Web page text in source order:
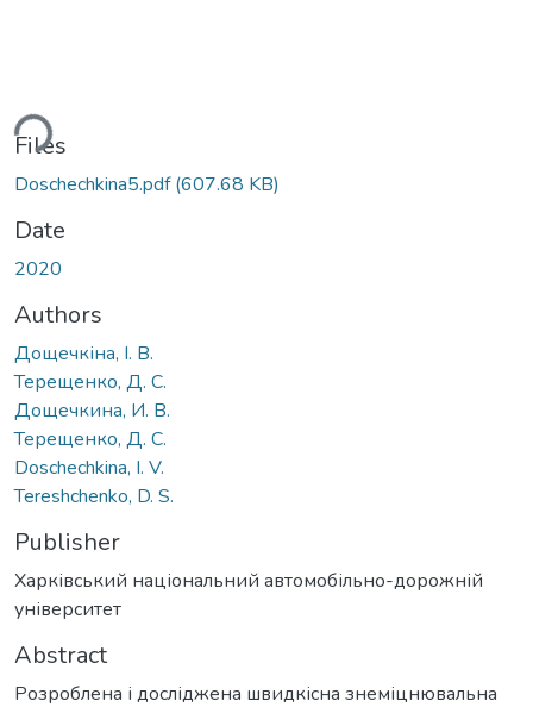
Files
Doschechkina5.pdf(607.68 KB)
Date
2020
Authors
Дощечкіна, І. В.
Терещенко, Д. С.
Дощечкина, И. В.
Терещенко, Д. С.
Doschechkina, I. V.
Tereshchenko, D. S.
Publisher
Харківський національний автомобільно-дорожній
університет
Abstract
Розроблена і досліджена швидкісна знеміцнювальна